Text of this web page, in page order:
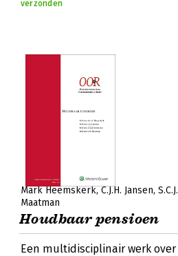
verzonden
Mark Heemskerk C.J.H. Jansen
Maatman
Houdbaar pensioen
Een multidisciplinair werk